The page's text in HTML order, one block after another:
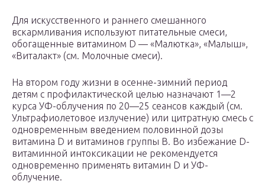
Для искусственного и раннего смешанного
вскармливания используют питательные смеси,
обогащенные витамином D — «Малютка», «Малыш»,
«Виталакт» (см. Молочные смеси).
На втором году жизни в осенне-зимний период
детям с профилактической целью назначают 1—2
курса УФ-облучения по 20—25 сеансов каждый (см.
Ультрафиолетовое излучение) или цитратную смесь с
одновременным введением половинной дозы
витамина D и витаминов группы В. Во избежание D-
витаминной интоксикации не рекомендуется
одновременно применять витамин D и УФ-
облучение.